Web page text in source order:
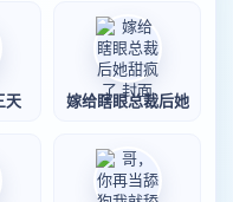
天 嫁给瞎眼总裁后她